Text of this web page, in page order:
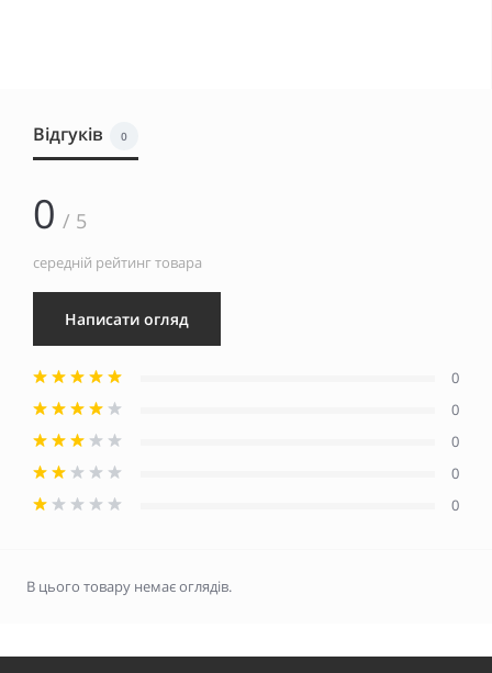
Відгуків 0
0 / 5
середній рейтинг товара
Написати огляд
0
0
0
0
0
В цього товару немає оглядів.